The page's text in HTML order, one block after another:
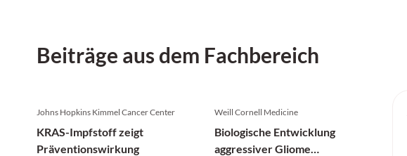
Beiträge aus dem Fachbereich
Johns Hopkins Kimmel Cancer Center
KRAS-Impfstoff zeigt
Präventionswirkung
Weill Cornell Medicine
Biologische Entwicklung
aggressiver Gliome